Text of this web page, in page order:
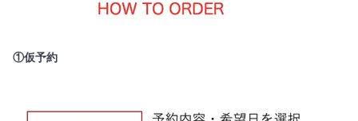
①仮予約